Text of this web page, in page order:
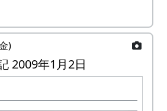
うございます。
)
2009年1月2日